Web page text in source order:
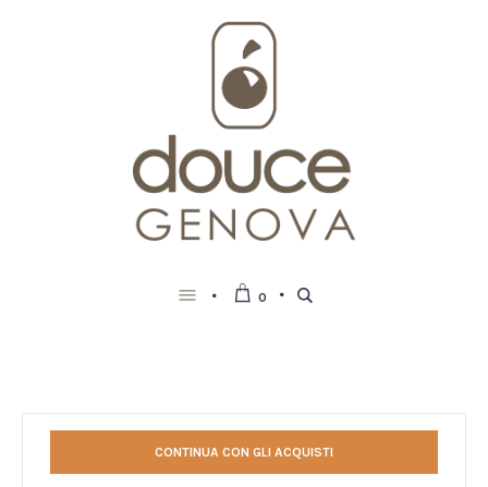
0
CONTINUA CON GLI ACQUISTI